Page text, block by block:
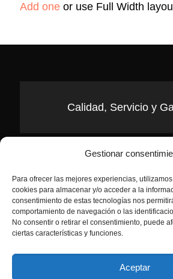
Gestionar
Para ofrecer las mejores experiencias,
cookies para almacenar y/o acceder a la
consentimiento de estas tecnologías nos
comportamiento de navegación o las
No consentir o retirar el consentimiento, puede
ciertas características y funciones.
Aceptar
Add one or use Full Width
Calidad, Servicio y
«Contigo desde